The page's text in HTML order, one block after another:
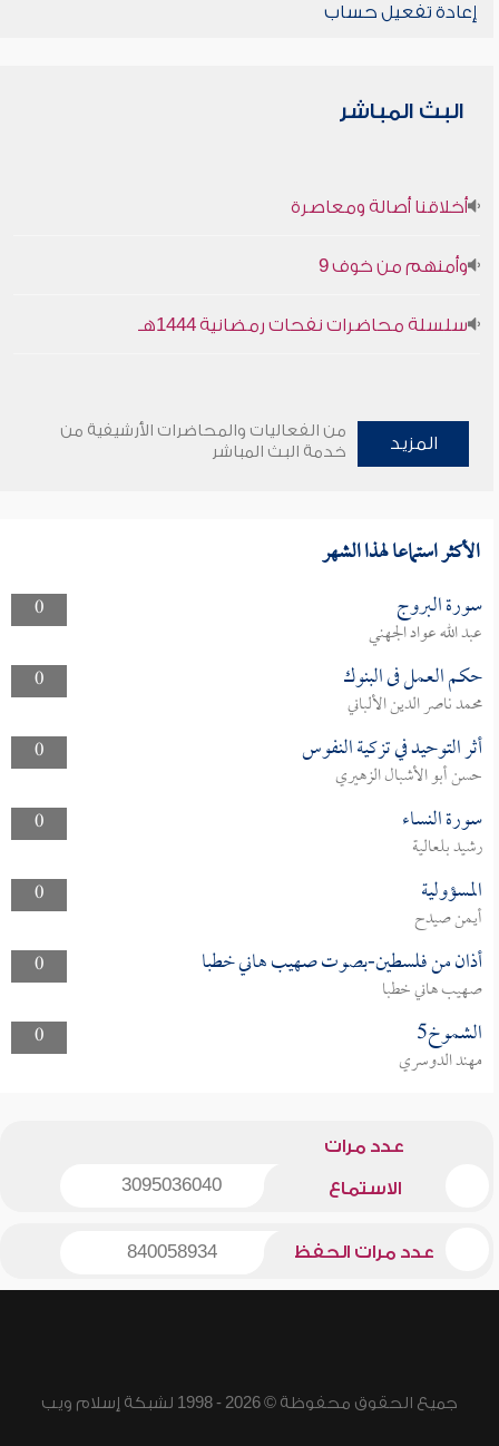
إعادة تفعيل حساب
البث المباشر
أخلاقنا أصالة ومعاصرة
وأمنهم من خوف 9
سلسلة محاضرات نفحات رمضانية 1444هـ
المزيد
من الفعاليات والمحاضرات الأرشيفية من
خدمة البث المباشر
الأكثر استماعا لهذا الشهر
0 سورة البروج
عبد الله عواد الجهني
0
حكم العمل فى البنوك
محمد ناصر الدين الألباني
0
أثر التوحيد في تزكية النفوس
حسن أبو الأشبال الزهيري
0
سورة النساء
رشيد بلعالية
0
المسؤولية
أيمن صيدح
0
أذان من فلسطين-بصوت صهيب هاني خطبا
صهيب هاني خطبا
0
الشموخ5
مهند الدوسري
عدد مرات
الاستماع 3095036040
عدد مرات الحفظ 840058934
جميع الحقوق محفوظة © 2026 - 1998 لشبكة إسلام ويب